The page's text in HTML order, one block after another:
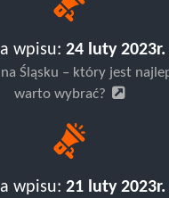
wpisu: 24 luty 2023r.
Śląsku – który jest
warto wybrać?
wpisu: 21 luty 2023r.